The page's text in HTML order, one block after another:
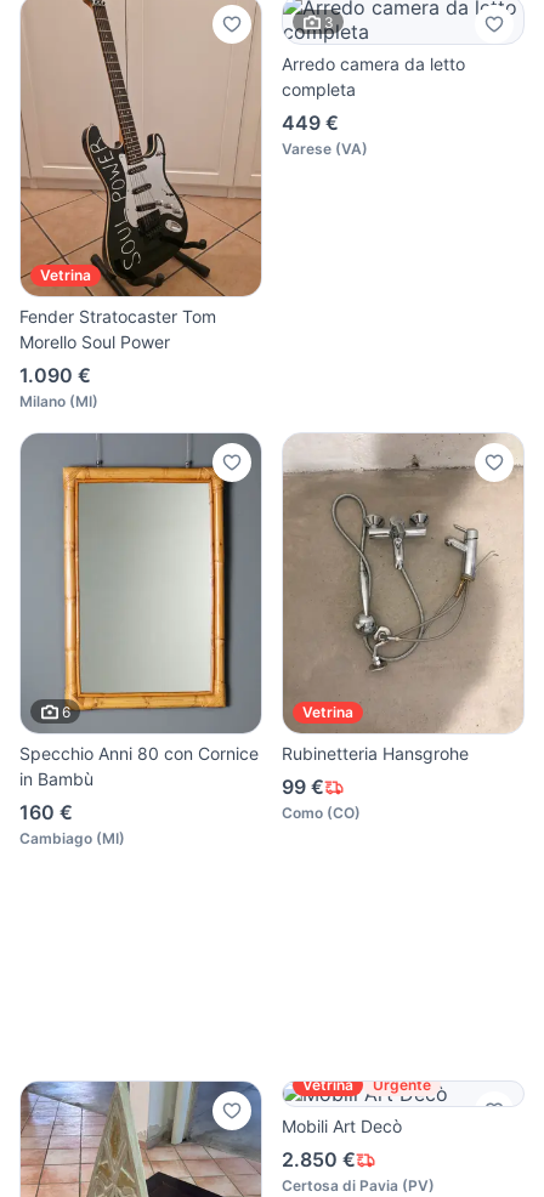
Vetrina
Fender Stratocaster Tom
Morello Soul Power
1.090 €
Milano (MI)
3
Arredo camera da letto
completa
449 €
Varese (VA)
6
Specchio Anni 80 con Cornice
in Bambù
160 €
Cambiago (MI)
Vetrina
Rubinetteria Hansgrohe
99 €
Como (CO)
Vetrina Urgente
Mobili Art Decò
2.850 €
Certosa di Pavia (PV)